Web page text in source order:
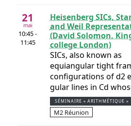
21
mai
10:45 -
11:45
Heisenberg SICs,
and Weil
(David Solomon,
college London)
SICs, also known as
equiangular tight
configurations of d2
gular lines in Cd
SÉMINAIRE « ARITHMÉTIQUE »
M2 Réunion